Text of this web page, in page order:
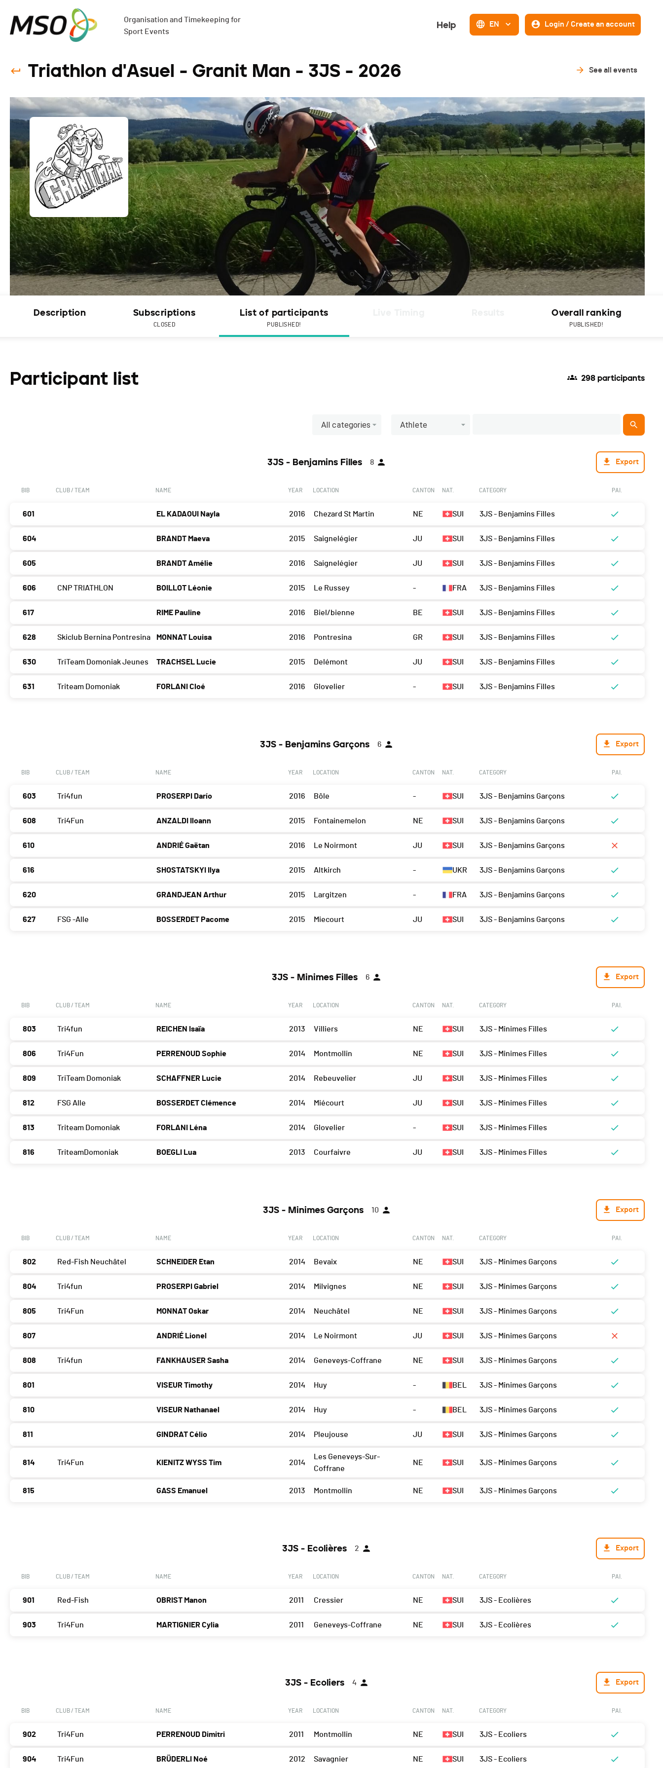
Organisation and Timekeeping for
Sport Events
Help EN Login / Create an account
Triathlon d'Asuel - Granit Man - 3JS - 2026 See all events
Description Subscriptions
CLOSED
List of participants
PUBLISHED!
Overall ranking
PUBLISHED!
Participant list 298 participants
All categories Athlete
3JS - Benjamins Filles 8 Export
BIB CLUB / TEAM NAME YEAR LOCATION CANTON NAT. CATEGORY PAI.
601 EL KADAOUI Nayla 2016 Chezard St Martin NE SUI 3JS - Benjamins Filles
604 BRANDT Maeva 2015 Saignelégier JU SUI 3JS - Benjamins Filles
605 BRANDT Amélie 2016 Saignelégier JU SUI 3JS - Benjamins Filles
606 CNP TRIATHLON BOILLOT Léonie 2015 Le Russey - FRA 3JS - Benjamins Filles
617 RIME Pauline 2016 Biel/bienne BE SUI 3JS - Benjamins Filles
628 Skiclub Bernina Pontresina MONNAT Louisa 2016 Pontresina GR SUI 3JS - Benjamins Filles
630 TriTeam Domoniak Jeunes TRACHSEL Lucie 2015 Delémont JU SUI 3JS - Benjamins Filles
631 Triteam Domoniak FORLANI Cloé 2016 Glovelier - SUI 3JS - Benjamins Filles
3JS - Benjamins Garçons 6 Export
BIB CLUB / TEAM NAME YEAR LOCATION CANTON NAT. CATEGORY PAI.
603 Tri4fun PROSERPI Darío 2016 Bôle - SUI 3JS - Benjamins Garçons
608 Tri4Fun ANZALDI Iloann 2015 Fontainemelon NE SUI 3JS - Benjamins Garçons
610 ANDRIÉ Gaëtan 2016 Le Noirmont JU SUI 3JS - Benjamins Garçons
616 SHOSTATSKYI Ilya 2015 Altkirch - UKR 3JS - Benjamins Garçons
620 GRANDJEAN Arthur 2015 Largitzen - FRA 3JS - Benjamins Garçons
627 FSG -Alle BOSSERDET Pacome 2015 Miecourt JU SUI 3JS - Benjamins Garçons
3JS - Minimes Filles 6 Export
BIB CLUB / TEAM NAME YEAR LOCATION CANTON NAT. CATEGORY PAI.
803 Tri4fun REICHEN Isaïa 2013 Villiers NE SUI 3JS - Minimes Filles
806 Tri4Fun PERRENOUD Sophie 2014 Montmollin NE SUI 3JS - Minimes Filles
809 TriTeam Domoniak SCHAFFNER Lucie 2014 Rebeuvelier JU SUI 3JS - Minimes Filles
812 FSG Alle BOSSERDET Clémence 2014 Miécourt JU SUI 3JS - Minimes Filles
813 Triteam Domoniak FORLANI Léna 2014 Glovelier - SUI 3JS - Minimes Filles
816 TriteamDomoniak BOEGLI Lua 2013 Courfaivre JU SUI 3JS - Minimes Filles
3JS - Minimes Garçons 10 Export
BIB CLUB / TEAM NAME YEAR LOCATION CANTON NAT. CATEGORY PAI.
802 Red-Fish Neuchâtel SCHNEIDER Etan 2014 Bevaix NE SUI 3JS - Minimes Garçons
804 Tri4fun PROSERPI Gabriel 2014 Milvignes NE SUI 3JS - Minimes Garçons
805 Tri4Fun MONNAT Oskar 2014 Neuchâtel NE SUI 3JS - Minimes Garçons
807 ANDRIÉ Lionel 2014 Le Noirmont JU SUI 3JS - Minimes Garçons
808 Tri4fun FANKHAUSER Sasha 2014 Geneveys-Coffrane NE SUI 3JS - Minimes Garçons
801 VISEUR Timothy 2014 Huy - BEL 3JS - Minimes Garçons
810 VISEUR Nathanael 2014 Huy - BEL 3JS - Minimes Garçons
811 GINDRAT Célio 2014 Pleujouse JU SUI 3JS - Minimes Garçons
814 Tri4Fun KIENITZ WYSS Tim 2014
Les Geneveys-Sur-
Coffrane
NE SUI 3JS - Minimes Garçons
815 GASS Emanuel 2013 Montmollin NE SUI 3JS - Minimes Garçons
3JS - Ecolières 2 Export
BIB CLUB / TEAM NAME YEAR LOCATION CANTON NAT. CATEGORY PAI.
901 Red-Fish OBRIST Manon 2011 Cressier NE SUI 3JS - Ecolières
903 Tri4Fun MARTIGNIER Cylia 2011 Geneveys-Coffrane NE SUI 3JS - Ecolières
3JS - Ecoliers 4 Export
BIB CLUB / TEAM NAME YEAR LOCATION CANTON NAT. CATEGORY PAI.
902 Tri4Fun PERRENOUD Dimitri 2011 Montmollin NE SUI 3JS - Ecoliers
904 Tri4Fun BRÜDERLI Noé 2012 Savagnier NE SUI 3JS - Ecoliers